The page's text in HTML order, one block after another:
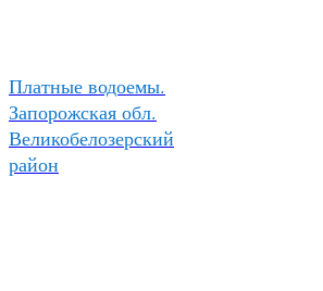
Платные водоемы.
Запорожская обл.
Великобелозерский
район